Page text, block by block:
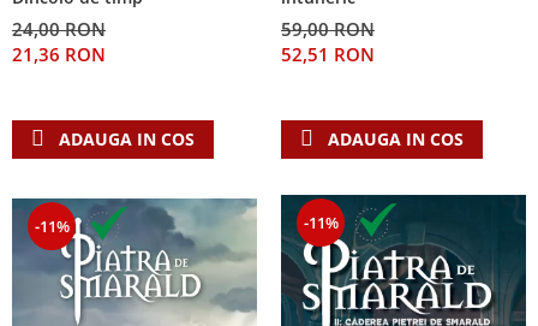
24,00 RON
21,36 RON
ADAUGA IN COS
59,00 RON
52,51 RON
ADAUGA IN COS
-11% -11%